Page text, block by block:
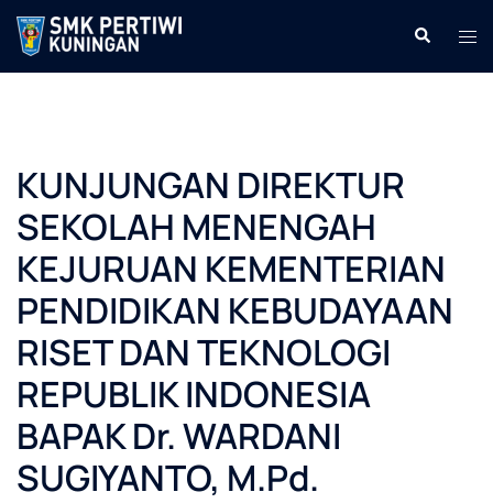
Langsung
isi
Cari
KUNJUNGAN DIREKTUR
SEKOLAH MENENGAH
KEJURUAN KEMENTERIAN
PENDIDIKAN KEBUDAYAAN
RISET DAN TEKNOLOGI
REPUBLIK INDONESIA
BAPAK Dr. WARDANI
SUGIYANTO, M.Pd.